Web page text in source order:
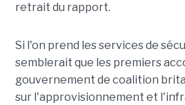
retrait du rapport.
Si l'on prend les services de
semblerait que les premiers
gouvernement de coalition
sur l'approvisionnement et